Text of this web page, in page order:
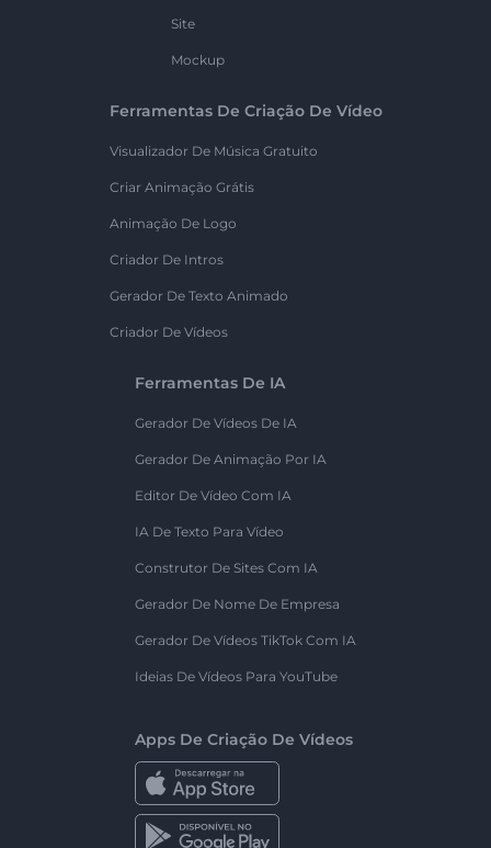
Site
Mockup
Ferramentas De Criação De Vídeo
Visualizador De Música Gratuito
Criar Animação Grátis
Animação De Logo
Criador De Intros
Gerador De Texto Animado
Criador De Vídeos
Ferramentas De IA
Gerador De Vídeos De IA
Gerador De Animação Por IA
Editor De Vídeo Com IA
IA De Texto Para Vídeo
Construtor De Sites Com IA
Gerador De Nome De Empresa
Gerador De Vídeos TikTok Com IA
Ideias De Vídeos Para YouTube
Apps De Criação De Vídeos